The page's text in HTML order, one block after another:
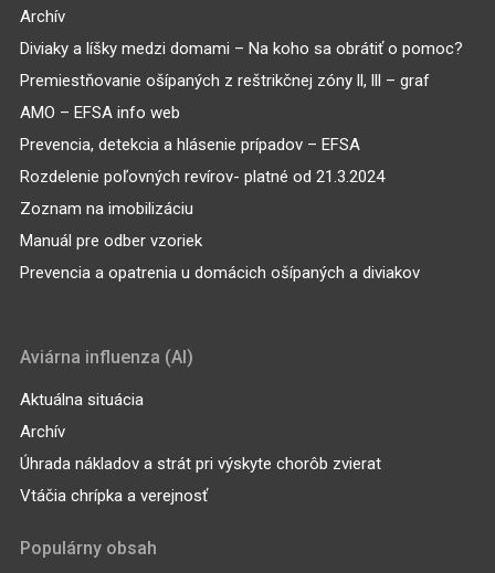
Archív
Diviaky a líšky medzi domami – Na koho sa obrátiť o pomoc?
Premiestňovanie ošípaných z reštrikčnej zóny ll, lll – graf
AMO – EFSA info web
Prevencia, detekcia a hlásenie prípadov – EFSA
Rozdelenie poľovných revírov- platné od 21.3.2024
Zoznam na imobilizáciu
Manuál pre odber vzoriek
Prevencia a opatrenia u domácich ošípaných a diviakov
Aviárna influenza (AI)
Aktuálna situácia
Archív
Úhrada nákladov a strát pri výskyte chorôb zvierat
Vtáčia chrípka a verejnosť
Populárny obsah